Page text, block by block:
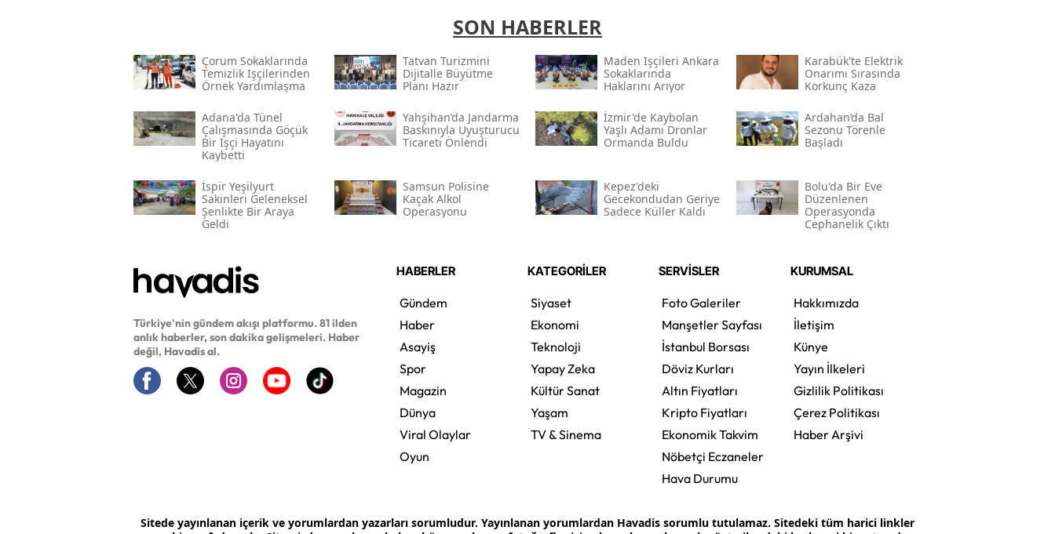
SON HABERLER
Çorum Sokaklarında
Temizlik Işçilerinden
Örnek Yardımlaşma
Tatvan Turizmini
Dijitalle Büyütme
Planı Hazır
Maden Işçileri Ankara
Sokaklarında
Haklarını Arıyor
Karabük'te Elektrik
Onarımı Sırasında
Korkunç Kaza
Adana'da Tünel
Çalışmasında Göçük
Bir Işçi Hayatını
Kaybetti
Yahşihan’da Jandarma
Baskınıyla Uyuşturucu
Ticareti Önlendi
İzmir'de Kaybolan
Yaşlı Adamı Dronlar
Ormanda Buldu
Ardahan’da Bal
Sezonu Törenle
Başladı
İspir Yeşilyurt
Sakinleri Geleneksel
Şenlikte Bir Araya
Geldi
Samsun Polisine
Kaçak Alkol
Operasyonu
Kepez'deki
Gecekondudan Geriye
Sadece Küller Kaldı
Bolu'da Bir Eve
Düzenlenen
Operasyonda
Cephanelik Çıktı
Türkiye'nin gündem akışı platformu. 81 ilden
anlık haberler, son dakika gelişmeleri. Haber
değil, Havadis al.
HABERLER
Gündem
Haber
Asayiş
Spor
Magazin
Dünya
Viral Olaylar
Oyun
KATEGORİLER
Siyaset
Ekonomi
Teknoloji
Yapay Zeka
Kültür Sanat
Yaşam
TV & Sinema
SERVİSLER
Foto Galeriler
Manşetler Sayfası
İstanbul Borsası
Döviz Kurları
Altın Fiyatları
Kripto Fiyatları
Ekonomik Takvim
Nöbetçi Eczaneler
Hava Durumu
KURUMSAL
Hakkımızda
İletişim
Künye
Yayın İlkeleri
Gizlilik Politikası
Çerez Politikası
Haber Arşivi
Sitede yayınlanan içerik ve yorumlardan yazarları sorumludur. Yayınlanan yorumlardan Havadis sorumlu tutulamaz. Sitedeki tüm harici linkler